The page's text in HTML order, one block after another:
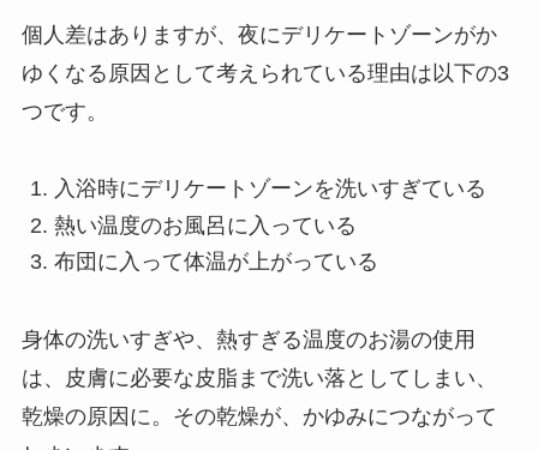
個人差はありますが、夜にデリケートゾーンがか
ゆくなる原因として考えられている理由は以下の3
つです。
入浴時にデリケートゾーンを洗いすぎている
熱い温度のお風呂に入っている
布団に入って体温が上がっている
身体の洗いすぎや、熱すぎる温度のお湯の使用
は、皮膚に必要な皮脂まで洗い落としてしまい、
乾燥の原因に。その乾燥が、かゆみにつながって